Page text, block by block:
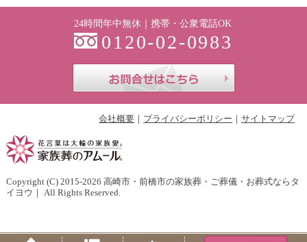
24時間年中無休｜携帯・公衆電話OK
0120-02-0983
会社概要 プライバシーポリシー サイトマップ
Copyright (C) 2015-2026 高崎市・前橋市の家族葬・ご葬儀・お葬式ならタ
イヨウ ｜ All Rights Reserved.
Home Menu PageTop